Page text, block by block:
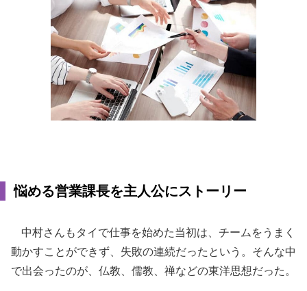
悩める営業課長を主人公にストーリー
中村さんもタイで仕事を始めた当初は、チームをうまく
動かすことができず、失敗の連続だったという。そんな中
で出会ったのが、仏教、儒教、禅などの東洋思想だった。